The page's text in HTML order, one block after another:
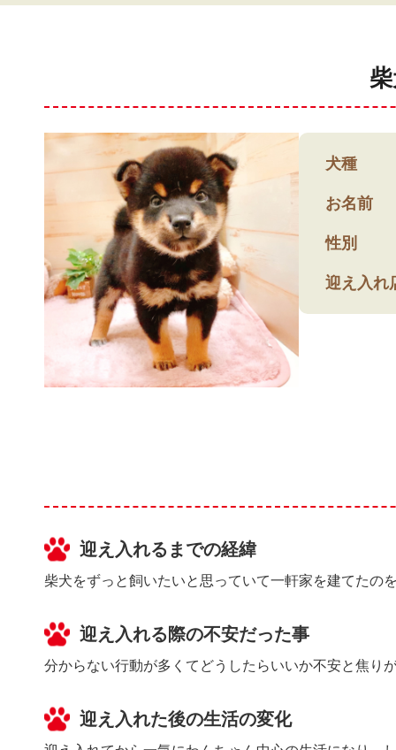
犬種
お名前
性別
迎え入れ
迎え入れるまでの経緯
柴犬をずっと飼いたいと思っていて一軒家を建てたの
迎え入れる際の不安だった事
分からない行動が多くてどうしたらいいか不安と焦り
迎え入れた後の生活の変化